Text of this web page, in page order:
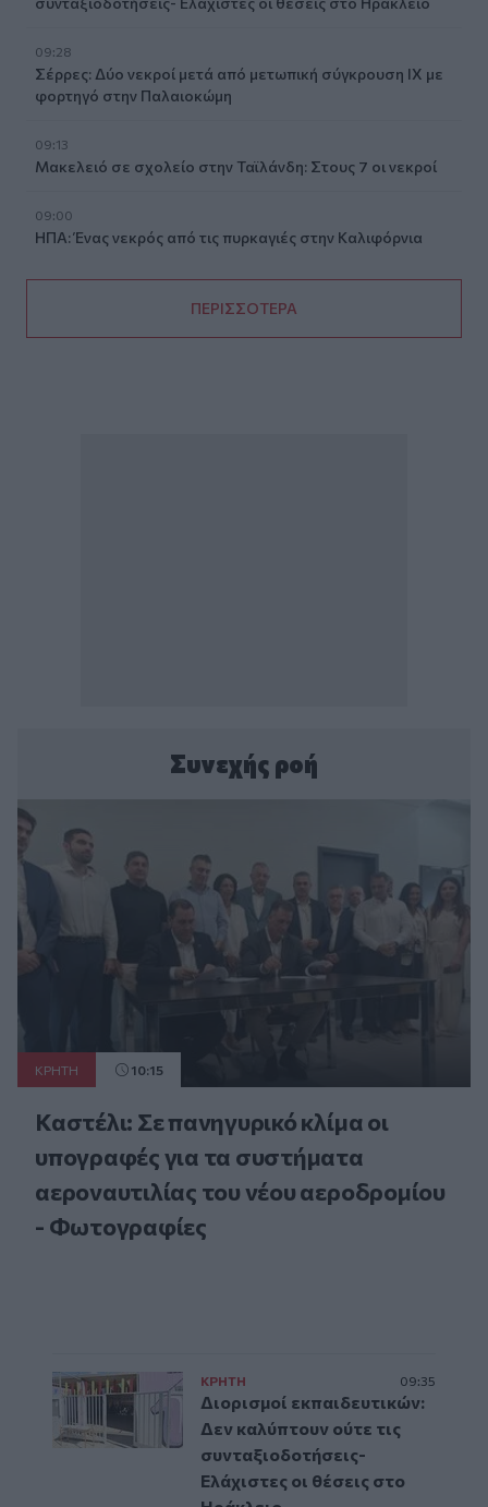
09:28
Σέρρες: Δύο νεκροί μετά από μετωπική σύγκρουση ΙΧ με
φορτηγό στην Παλαιοκώμη
09:13
Μακελειό σε σχολείο στην Ταϊλάνδη: Στους 7 οι νεκροί
09:00
ΗΠΑ: Ένας νεκρός από τις πυρκαγιές στην Καλιφόρνια
ΠΕΡΙΣΣΟΤΕΡΑ
Συνεχής ροή
ΚΡΗΤΗ 10:15
Καστέλι: Σε πανηγυρικό κλίμα οι
υπογραφές για τα συστήματα
αεροναυτιλίας του νέου αεροδρομίου
- Φωτογραφίες
ΚΡΗΤΗ 09:35
Διορισμοί εκπαιδευτικών:
Δεν καλύπτουν ούτε τις
συνταξιοδοτήσεις-
Ελάχιστες οι θέσεις στο